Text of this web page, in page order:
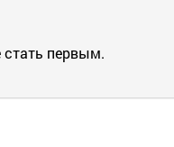
стать первым.